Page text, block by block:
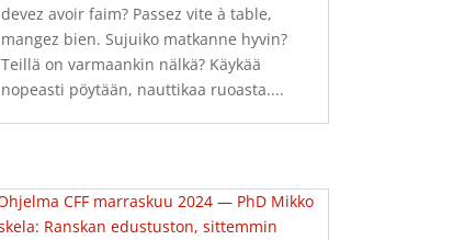
devez avoir faim? Passez vite à table,
mangez bien. Sujuiko matkanne hyvin?
Teillä on varmaankin nälkä? Käykää
nopeasti pöytään, nauttikaa ruoasta....